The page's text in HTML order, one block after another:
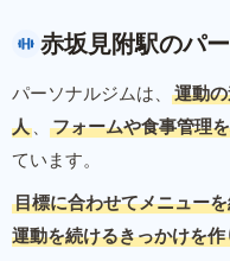
赤坂見附駅のパ
パーソナルジムは、
運動
人 、 フォームや食事管理
ています。
目標に合わせてメニュー
運動を続けるきっかけを